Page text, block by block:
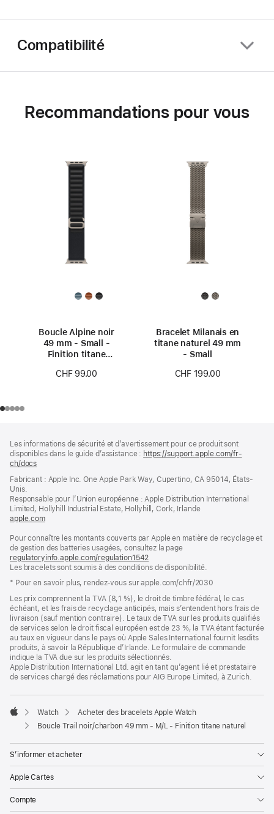
Compatibilité
Recommandations pour vous
Boucle Alpine noir
49 mm - Small -
Finition titane
CHF 99.00
Bracelet Milanais en
titane naturel 49 mm
- Small
CHF 199.00
de
page
de
bas
page
Les informations de sécurité et d’avertissement pour ce produit sont
disponibles dans le guide d’assistance : https://support.apple.com/fr-
ch/docs
une
fenêtre)
Fabricant : Apple Inc. One Apple Park Way, Cupertino, CA 95014, États-
Unis.
Responsable pour l’Union européenne : Apple Distribution International
Limited, Hollyhill Industrial Estate, Hollyhill, Cork, Irlande
apple.com(s’ouvre
une
nouvelle
fenêtre)
Pour connaître les montants couverts par Apple en matière de recyclage et
de gestion des batteries usagées, consultez la page
regulatoryinfo.apple.com/regulation1542
dans
une
nouvelle
fenêtre)
Les bracelets sont soumis à des conditions de disponibilité.
* Pour en savoir plus, rendez‑vous sur apple.com/chfr/2030
Les prix comprennent la TVA (8,1 %), le droit de timbre fédéral, le cas
échéant, et les frais de recyclage anticipés, mais s’entendent hors frais de
livraison (sauf mention contraire). Le taux de TVA sur les produits qualifiés
de services selon le droit fiscal européen est de 23 %, la TVA étant facturée
au taux en vigueur dans le pays où Apple Sales International fournit lesdits
produits, à savoir la République d’Irlande. Le formulaire de commande
indique la TVA due sur les produits sélectionnés.
Apple Distribution International Ltd. agit en tant qu’agent lié et prestataire
de services chargé des réclamations pour AIG Europe Limited, à Zurich.
Apple
Watch
Acheter des bracelets Apple Watch
Boucle Trail noir/charbon 49 mm - M/L - Finition titane naturel
S’informer et acheter
Apple Cartes
Compte